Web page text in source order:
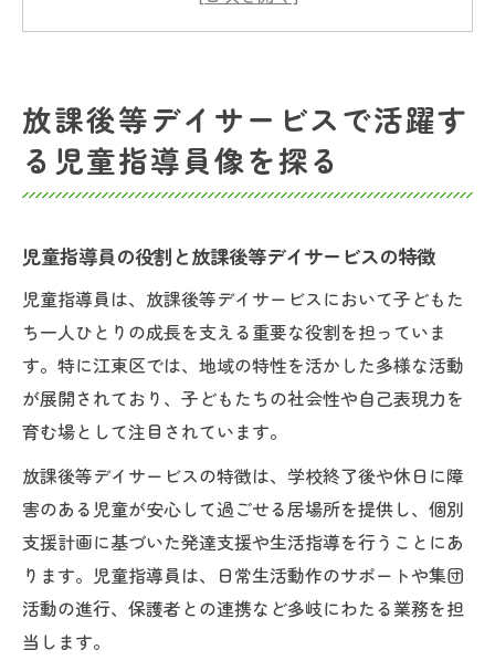
子ども支援における児童指導員の心構え
放課後等デイサービスで児童指導員が大切
にする視点
児童指導員に求められる資格と経験を徹底解説
何か
放課後等デイサービスで活かせる実務経験
の重要性
児童指導員と放課後児童支援員の違いを知
る
資格取得までのステップと学習ポイント
現場で役立つ児童指導員の研修内容を紹介
働きやすさを重視した児童指導員の就職選び方
児童指導員に適した働きやすい職場の見極
め方
放課後等デイサービスで活躍す
る児童指導員像を探る
児童指導員の役割と放課後等デイサービスの特徴
児童指導員は、放課後等デイサービスにおいて子どもた
ち一人ひとりの成長を支える重要な役割を担っていま
す。特に江東区では、地域の特性を活かした多様な活動
が展開されており、子どもたちの社会性や自己表現力を
育む場として注目されています。
放課後等デイサービスの特徴は、学校終了後や休日に障
害のある児童が安心して過ごせる居場所を提供し、個別
支援計画に基づいた発達支援や生活指導を行うことにあ
ります。児童指導員は、日常生活動作のサポートや集団
活動の進行、保護者との連携など多岐にわたる業務を担
当します。